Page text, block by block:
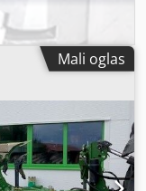
Mali oglas